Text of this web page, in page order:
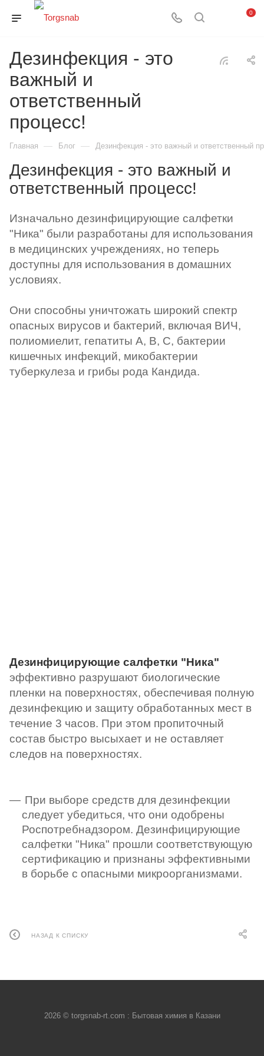
0
Дезинфекция - это
важный и
ответственный
процесс!
Главная — Блог — Дезинфекция - это важный и ответственный
Дезинфекция - это важный и
ответственный процесс!
Изначально дезинфицирующие салфетки
"Ника" были разработаны для использования
в медицинских учреждениях, но теперь
доступны для использования в домашних
условиях.
Они способны уничтожать широкий спектр
опасных вирусов и бактерий, включая ВИЧ,
полиомиелит, гепатиты А, В, С, бактерии
кишечных инфекций, микобактерии
туберкулеза и грибы рода Кандида.
Дезинфицирующие салфетки "Ника"
эффективно разрушают биологические
пленки на поверхностях, обеспечивая полную
дезинфекцию и защиту обработанных мест в
течение 3 часов. При этом пропиточный
состав быстро высыхает и не оставляет
следов на поверхностях.
При выборе средств для дезинфекции
следует убедиться, что они одобрены
Роспотребнадзором. Дезинфицирующие
салфетки "Ника" прошли соответствующую
сертификацию и признаны эффективными
в борьбе с опасными микроорганизмами.
НАЗАД К СПИСКУ
2026 © torgsnab-rt.com : Бытовая химия в Казани